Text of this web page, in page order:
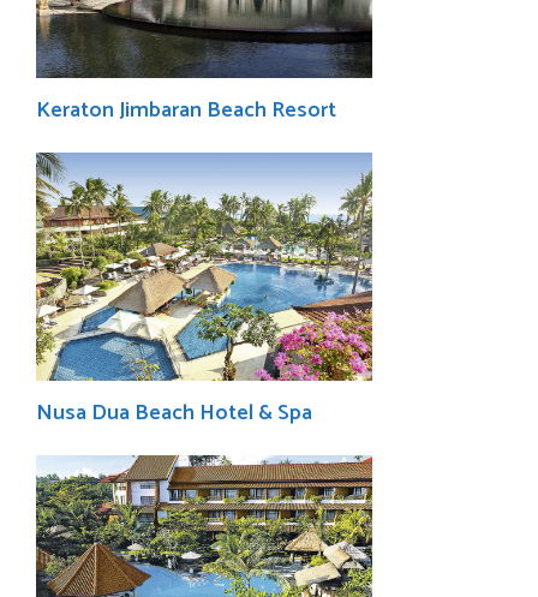
Keraton Jimbaran Beach Resort
Nusa Dua Beach Hotel & Spa